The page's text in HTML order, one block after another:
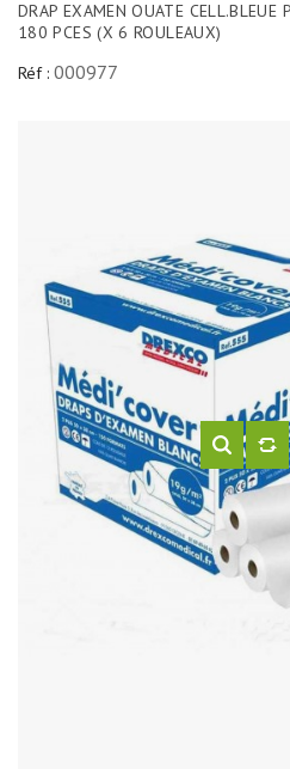
DRAP EXAMEN OUATE
180 PCES (X 6 ROULEAUX)
Réf : 000977